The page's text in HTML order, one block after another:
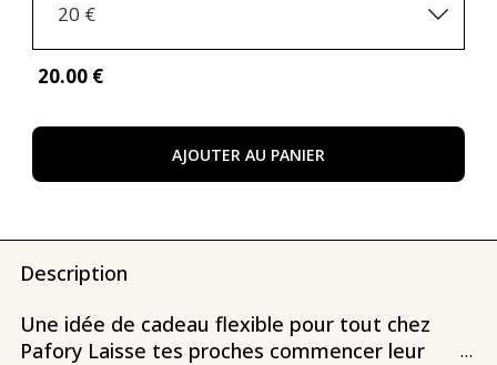
20 €
20.00 €
AJOUTER AU PANIER
Description
Une idée de cadeau flexible pour tout chez
Pafory Laisse tes proches commencer leur
...